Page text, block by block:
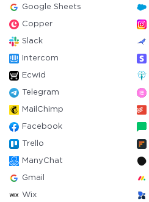
Google Sheets
Copper
Slack
Intercom
Ecwid
Telegram
MailChimp
Facebook
Trello
ManyChat
Gmail
Wix